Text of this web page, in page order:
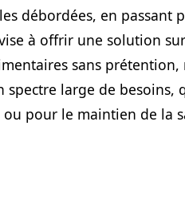
débordées, en passant
à offrir une solution
sans prétention,
large de besoins,
pour le maintien de la